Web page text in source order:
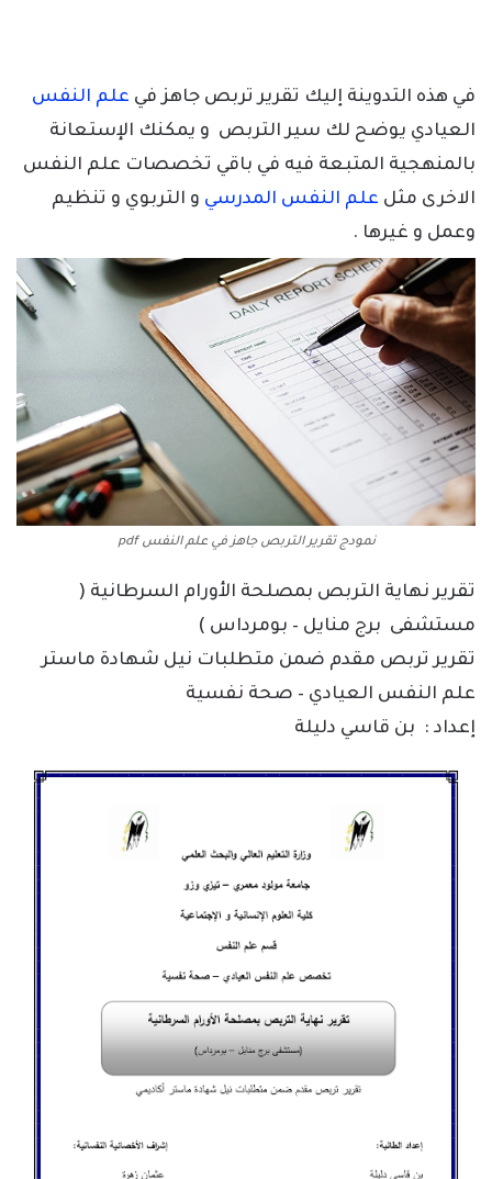
في هذه التدوينة إليك تقرير تربص جاهز في علم النفس
العيادي يوضح لك سير التربص و يمكنك الإستعانة
بالمنهجية المتبعة فيه في باقي تخصصات علم النفس
الاخرى مثل علم النفس المدرسي و التربوي و تنظيم
وعمل و غيرها .
نمودج تقرير التربص جاهز في علم النفس pdf
تقرير نهاية التربص بمصلحة الأورام السرطانية (
مستشفى برج منايل – بومرداس )
تقرير تربص مقدم ضمن متطلبات نيل شهادة ماستر
علم النفس العيادي – صحة نفسية
إعداد : بن قاسي دليلة